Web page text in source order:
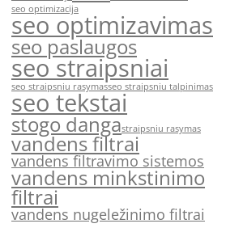
seo optimizacija
seo optimizavimas
seo paslaugos
seo straipsniai
seo straipsniu rasymasseo straipsniu talpinimas
seo tekstai
stogo dangastraipsniu rasymas
vandens filtrai
vandens filtravimo sistemos
vandens minkstinimo
filtrai
vandens nugeležinimo filtrai